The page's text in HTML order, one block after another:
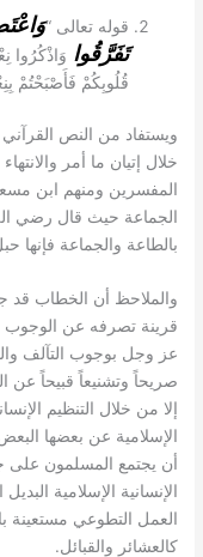
قوله تعالى “
تَفَرَّقُوا وَاذْكُرُوا
قُلُوبِكُمْ فَأَصْبَحْتُمْ
ويستفاد من النص
خلال إتيان ما أمر
المفسرين ومنهم ابن
الجماعة حيث قال رضي
بالطاعة والجماعة فإنها
والملاحظ أن الخطاب قد
قرينة تصرفه عن الوجوب
عز وجل بوجوب التآلف
صريحاً وتشنيعاً قبيحاً عن
إلا من خلال التنظيم
الإسلامية عن بعضها
أن يجتمع المسلمون على
الإنسانية الإسلامية
العمل التطوعي مستعينة
كالعشائر والقبائل.